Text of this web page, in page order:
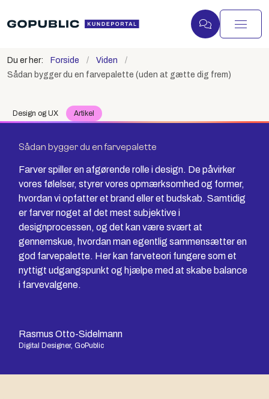
Du er her: Forside
Viden
Sådan bygger du en farvepalette (uden at gætte dig frem)
Design og UX Artikel
Sådan bygger du en farvepalette
Farver spiller en afgørende rolle i design. De påvirker
vores følelser, styrer vores opmærksomhed og former,
hvordan vi opfatter et brand eller et budskab. Samtidig
er farver noget af det mest subjektive i
designprocessen, og det kan være svært at
gennemskue, hvordan man egentlig sammensætter en
god farvepalette. Her kan farveteori fungere som et
nyttigt udgangspunkt og hjælpe med at skabe balance
i farvevalgene.
Rasmus Otto-Sidelmann
Digital Designer, GoPublic